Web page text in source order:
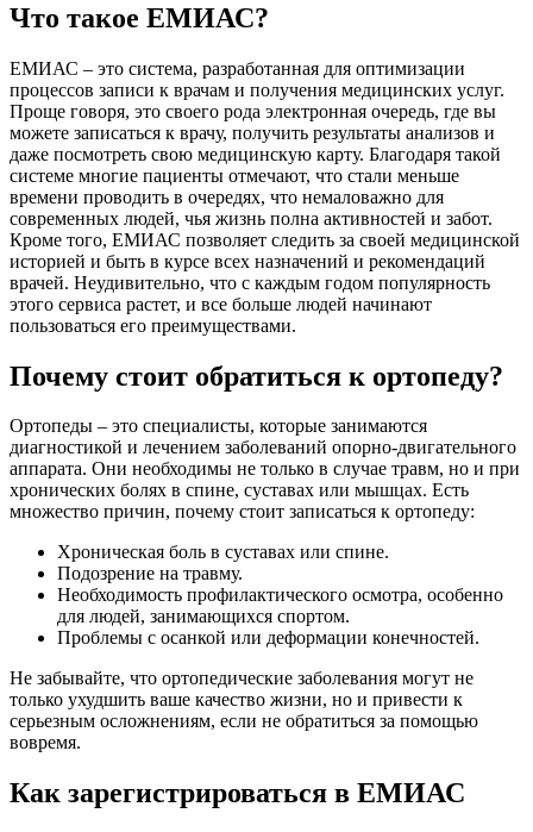
Что такое ЕМИАС?
ЕМИАС – это система, разработанная для оптимизации
процессов записи к врачам и получения медицинских услуг.
Проще говоря, это своего рода электронная очередь, где вы
можете записаться к врачу, получить результаты анализов и
даже посмотреть свою медицинскую карту. Благодаря такой
системе многие пациенты отмечают, что стали меньше
времени проводить в очередях, что немаловажно для
современных людей, чья жизнь полна активностей и забот.
Кроме того, ЕМИАС позволяет следить за своей медицинской
историей и быть в курсе всех назначений и рекомендаций
врачей. Неудивительно, что с каждым годом популярность
этого сервиса растет, и все больше людей начинают
пользоваться его преимуществами.
Почему стоит обратиться к ортопеду?
Ортопеды – это специалисты, которые занимаются
диагностикой и лечением заболеваний опорно-двигательного
аппарата. Они необходимы не только в случае травм, но и при
хронических болях в спине, суставах или мышцах. Есть
множество причин, почему стоит записаться к ортопеду:
Хроническая боль в суставах или спине.
Подозрение на травму.
Необходимость профилактического осмотра, особенно
для людей, занимающихся спортом.
Проблемы с осанкой или деформации конечностей.
Не забывайте, что ортопедические заболевания могут не
только ухудшить ваше качество жизни, но и привести к
серьезным осложнениям, если не обратиться за помощью
вовремя.
Как зарегистрироваться в ЕМИАС